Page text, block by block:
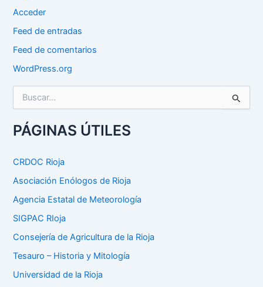
Acceder
Feed de entradas
Feed de comentarios
WordPress.org
c
a
p
r
:
PÁGINAS ÚTILES
CRDOC Rioja
Asociación Enólogos de Rioja
Agencia Estatal de Meteorología
SIGPAC RIoja
Consejería de Agricultura de la Rioja
Tesauro – Historia y Mitología
Universidad de la Rioja